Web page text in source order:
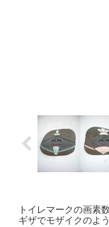
トイレマークの画素
ギザでモザイクのよ